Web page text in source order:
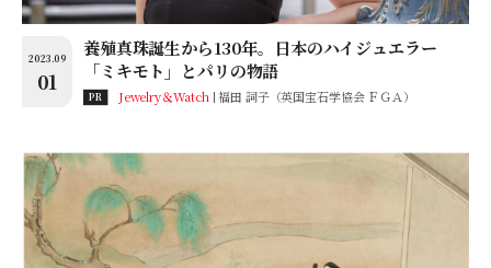
2023.09
01
養殖真珠誕生から130年。日本のハイジュエラー
「ミキモト」とパリの物語
PR Jewelry＆Watch 福田 詞子（英国宝石学協会 ＦＧＡ）